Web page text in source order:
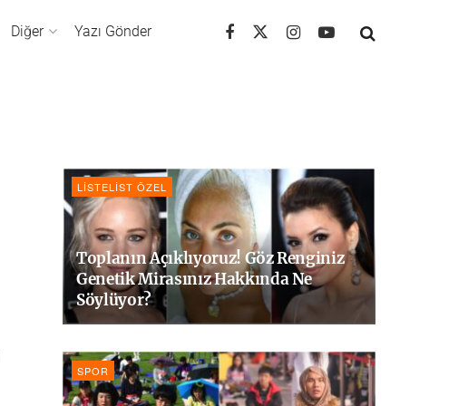
Diğer Yazı Gönder
LISTELIST ÖZEL
Toplanın Açıklıyoruz! Göz Renginiz
Genetik Mirasınız Hakkında Ne
Söylüyor?
SPOR